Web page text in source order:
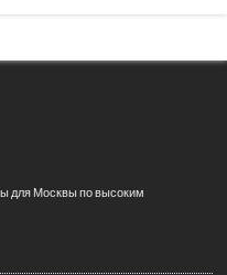
для Москвы по высоким